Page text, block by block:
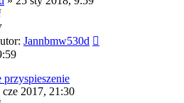
Jannbmw530d
cze 2017, 21:30